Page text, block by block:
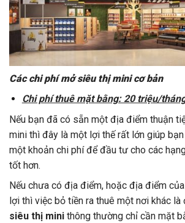
Các chi phí mở siêu thị mini cơ bản
Chi phí thuê mặt bằng: 20 triệu/
Nếu bạn đã có sẵn một địa điểm thuận
mini thì đây là một lợi thế rất lớn giúp
một khoản chi phí để đầu tư cho các
tốt hơn.
Nếu chưa có địa điểm, hoặc địa điểm
lợi thì việc bỏ tiền ra thuê một nơi khác là
siêu thị mini thông thường chỉ cần mặt